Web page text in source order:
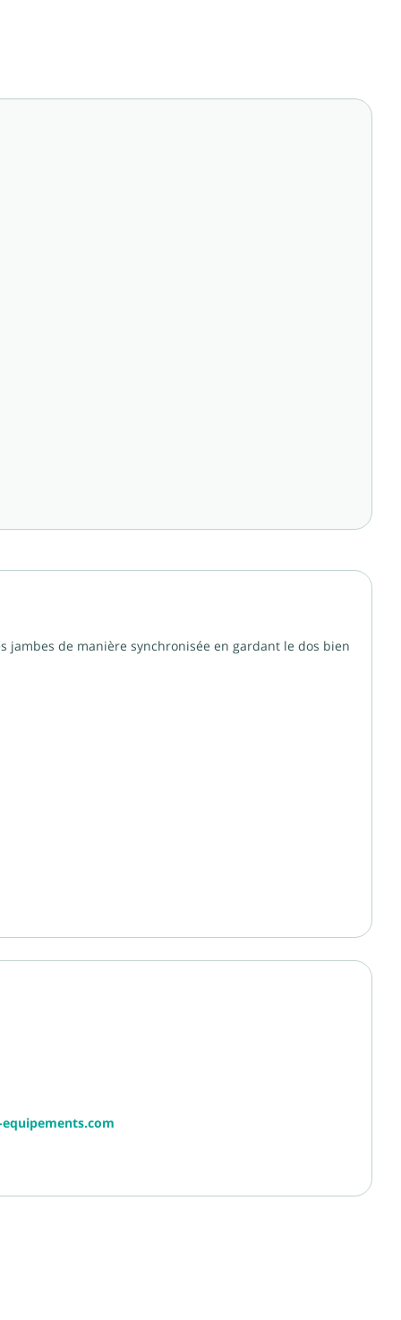
jambes de manière synchronisée en gardant le dos bien